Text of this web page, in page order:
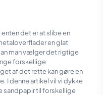
det er at slibe en
en glat
man vælger det rigtige
forskellige
af det rette kan gøre en
I denne artikel vil vi dykke
sandpapir til forskellige